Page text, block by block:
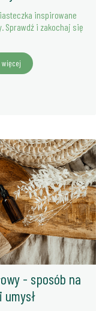
inspirowane
Sprawdź i zakochaj się
więcej
- sposób na
umysł